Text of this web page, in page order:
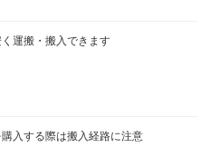
運搬・搬入できます
入する際は搬入経路に注意